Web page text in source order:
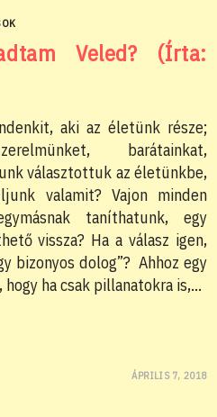
Veled? (Írta:
aki az életünk része;
barátainkat,
választottuk az életünkbe,
valamit? Vajon minden
taníthatunk, egy
vissza? Ha a válasz igen,
bizonyos dolog”? Ahhoz egy
ha csak pillanatokra is,…
ÁPRILIS 7, 2018